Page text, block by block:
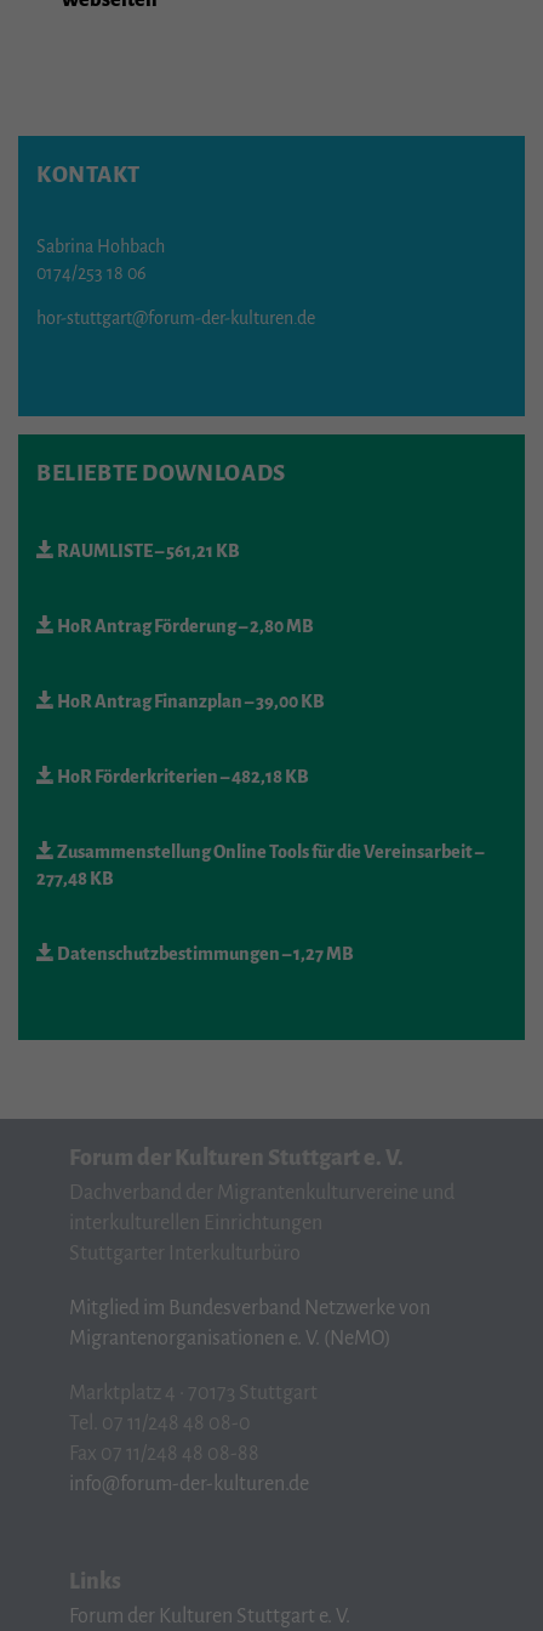
KONTAKT
Sabrina Hohbach
0174/253 18 06
hor-stuttgart@forum-der-kulturen.de
BELIEBTE DOWNLOADS
RAUMLISTE– 561,21 KB
HoR Antrag Förderung– 2,80 MB
HoR Antrag Finanzplan– 39,00 KB
HoR Förderkriterien– 482,18 KB
Zusammenstellung Online Tools für die Vereinsarbeit–
277,48 KB
Datenschutzbestimmungen– 1,27 MB
Forum der Kulturen Stuttgart e. V.
Dachverband der Migrantenkulturvereine und
interkulturellen Einrichtungen
Stuttgarter Interkulturbüro
Mitglied im Bundesverband Netzwerke von
Migrantenorganisationen e. V. (NeMO)
Marktplatz 4 · 70173 Stuttgart
Tel. 07 11/248 48 08-0
Fax 07 11/248 48 08-88
info@forum-der-kulturen.de
Links
Forum der Kulturen Stuttgart e. V.